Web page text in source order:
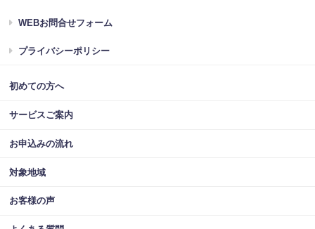
WEBお問合せフォーム
プライバシーポリシー
初めての方へ
サービスご案内
お申込みの流れ
対象地域
お客様の声